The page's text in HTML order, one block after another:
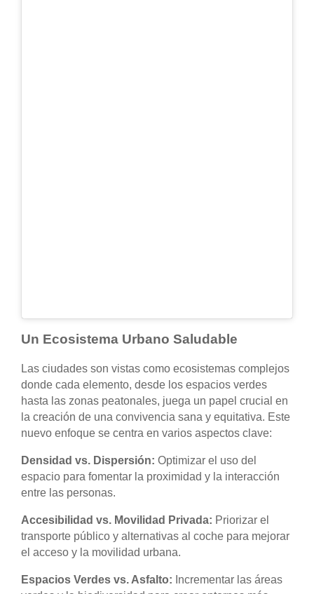
Un Ecosistema Urbano Saludable
Las ciudades son vistas como ecosistemas complejos
donde cada elemento, desde los espacios verdes
hasta las zonas peatonales, juega un papel crucial en
la creación de una convivencia sana y equitativa. Este
nuevo enfoque se centra en varios aspectos clave:
Densidad vs. Dispersión: Optimizar el uso del
espacio para fomentar la proximidad y la interacción
entre las personas.
Accesibilidad vs. Movilidad Privada: Priorizar el
transporte público y alternativas al coche para mejorar
el acceso y la movilidad urbana.
Espacios Verdes vs. Asfalto: Incrementar las áreas